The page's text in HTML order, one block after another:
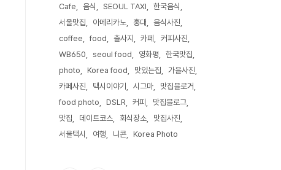
Cafe
음식 SEOUL TAXI
한국음식
서울맛집
아메리카노 홍대
음식사진
coffee
food 출사지 카페
커피사진
WB650
seoul food 영화평
한국맛집
photo
Korea food 맛있는집
가을사진
카페사진
택시이야기 시그마
맛집블로거
food photo
DSLR 커피
맛집블로그
맛집
데이트코스 회식장소
맛집사진
서울택시
여행 니콘 Korea Photo